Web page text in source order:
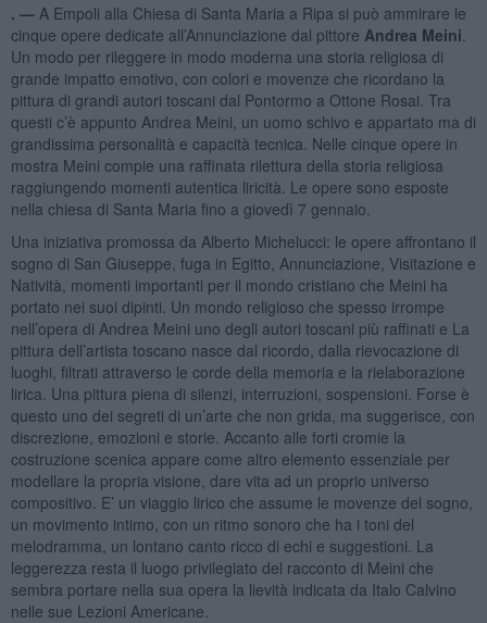
. — A Empoli alla Chiesa di Santa Maria a Ripa si può ammirare le
cinque opere dedicate all’Annunciazione dal pittore Andrea Meini
Un modo per rileggere in modo moderna una storia religiosa di
grande impatto emotivo, con colori e movenze che ricordano la
pittura di grandi autori toscani dal Pontormo a Ottone Rosai. Tra
questi c’è appunto Andrea Meini, un uomo schivo e appartato ma di
grandissima personalità e capacità tecnica. Nelle cinque opere in
mostra Meini compie una raffinata rilettura della storia religiosa
raggiungendo momenti autentica liricità. Le opere sono esposte
nella chiesa di Santa Maria fino a giovedì 7 gennaio.
Una iniziativa promossa da Alberto Michelucci: le opere affrontano il
sogno di San Giuseppe, fuga in Egitto, Annunciazione, Visitazione e
Natività, momenti importanti per il mondo cristiano che Meini ha
portato nei suoi dipinti. Un mondo religioso che spesso irrompe
nell’opera di Andrea Meini uno degli autori toscani più raffinati e La
pittura dell’artista toscano nasce dal ricordo, dalla rievocazione di
luoghi, filtrati attraverso le corde della memoria e la rielaborazione
lirica. Una pittura piena di silenzi, interruzioni, sospensioni. Forse è
questo uno dei segreti di un’arte che non grida, ma suggerisce, con
discrezione, emozioni e storie. Accanto alle forti cromie la
costruzione scenica appare come altro elemento essenziale per
modellare la propria visione, dare vita ad un proprio universo
compositivo. E’ un viaggio lirico che assume le movenze del sogno,
un movimento intimo, con un ritmo sonoro che ha i toni del
melodramma, un lontano canto ricco di echi e suggestioni. La
leggerezza resta il luogo privilegiato del racconto di Meini che
sembra portare nella sua opera la lievità indicata da Italo Calvino
nelle sue Lezioni Americane.